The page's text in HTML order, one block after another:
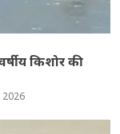
किशोर की